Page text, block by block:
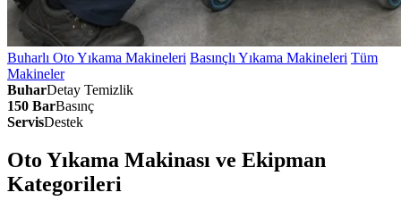
Buharlı Oto Yıkama Makineleri Basınçlı Yıkama Makineleri Tüm
Makineler
BuharDetay Temizlik
150 BarBasınç
ServisDestek
Oto Yıkama Makinası ve Ekipman
Kategorileri